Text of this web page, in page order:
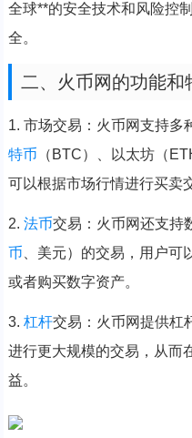
全球**的安全技术和风险控
全。
二、火币网的功能和
1. 市场交易：火币网支持多
特币 （BTC）、以太坊（
可以根据市场行情进行买卖
2. 法币交易：火币网还支持
币 、美元）的交易，用户
或者购买数字资产。
3. 杠杆交易：火币网提供杠
进行更大规模的交易，从而
益。